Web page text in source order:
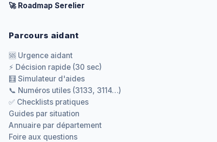
🚀 Roadmap Serelier
Parcours aidant
🆘 Urgence aidant
⚡ Décision rapide (30 sec)
🧮 Simulateur d'aides
📞 Numéros utiles (3133, 3114…)
✅ Checklists pratiques
Guides par situation
Annuaire par département
Foire aux questions